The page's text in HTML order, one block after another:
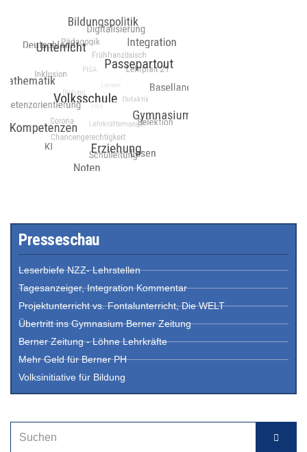
Presseschau
Leserbiefe NZZ- Lehrstellen
Tagesanzeiger, Integration Kommentar
Projektunterricht vs. Fontalunterricht, Die WELT
Übertritt ins Gymnasium Berner Zeitung
Berner Zeitung - Löhne Lehrkräfte
Mehr Geld für Berner PH
Volksinitiative für Bildung